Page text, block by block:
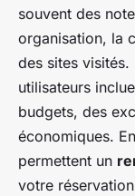
souvent des
organisation, la
des sites visités.
utilisateurs
budgets, des
économiques.
permettent un
votre